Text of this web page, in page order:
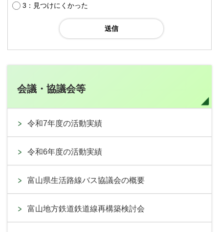
3：見つけにくかった
会議・協議会等
令和7年度の活動実績
令和6年度の活動実績
富山県生活路線バス協議会の概要
富山地方鉄道鉄道線再構築検討会